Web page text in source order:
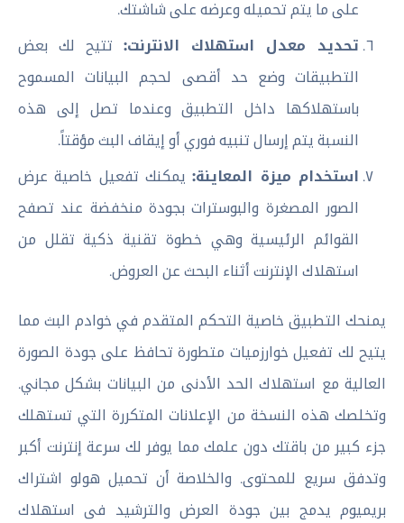
على ما يتم تحميله وعرضه على شاشتك.
تحديد معدل استهلاك الانترنت: تتيح لك بعض
التطبيقات وضع حد أقصى لحجم البيانات المسموح
باستهلاكها داخل التطبيق وعندما تصل إلى هذه
النسبة يتم إرسال تنبيه فوري أو إيقاف البث مؤقتاً.
استخدام ميزة المعاينة:يمكنك تفعيل خاصية عرض
الصور المصغرة والبوسترات بجودة منخفضة عند تصفح
القوائم الرئيسية وهي خطوة تقنية ذكية تقلل من
استهلاك الإنترنت أثناء البحث عن العروض.
يمنحك التطبيق خاصية التحكم المتقدم في خوادم البث مما
يتيح لك تفعيل خوارزميات متطورة تحافظ على جودة الصورة
العالية مع استهلاك الحد الأدنى من البيانات بشكل مجاني.
وتخلصك هذه النسخة من الإعلانات المتكررة التي تستهلك
جزء كبير من باقتك دون علمك مما يوفر لك سرعة إنترنت أكبر
وتدفق سريع للمحتوى. والخلاصة أن تحميل هولو اشتراك
بريميوم يدمج بين جودة العرض والترشيد فى استهلاك